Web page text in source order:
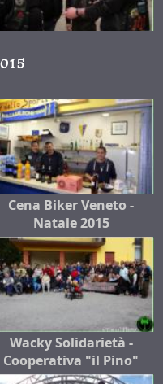
Cena Biker Veneto -
Natale 2015
Wacky Solidarietà -
Cooperativa "il Pino"